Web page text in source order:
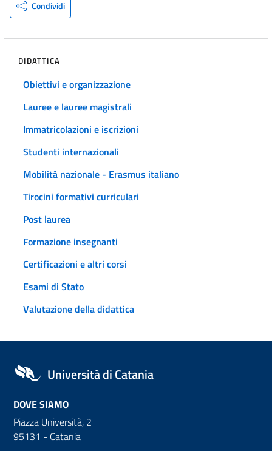
Condividi
DIDATTICA
Obiettivi e organizzazione
Lauree e lauree magistrali
Immatricolazioni e iscrizioni
Studenti internazionali
Mobilità nazionale - Erasmus italiano
Tirocini formativi curriculari
Post laurea
Formazione insegnanti
Certificazioni e altri corsi
Esami di Stato
Valutazione della didattica
Università di Catania
DOVE SIAMO
Piazza Università, 2
95131 - Catania